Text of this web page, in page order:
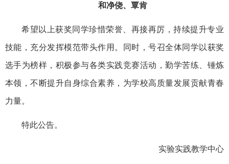
和净侥、 覃肯
希望以上获奖同学珍惜荣誉、再接再厉，持续提升专业
技能，充分发挥模范带头作用。同时，号召全体同学以获奖
选手为榜样，积极参与各类实践竞赛活动，勤学苦练、锤炼
本领，不断提升自身综合素养，为学校高质量发展贡献青春
力量。
特此公告。
实验实践教学中心